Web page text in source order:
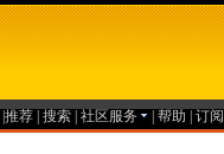
推荐 搜索 社区服务 帮助 订